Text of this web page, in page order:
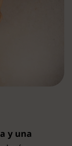
y una